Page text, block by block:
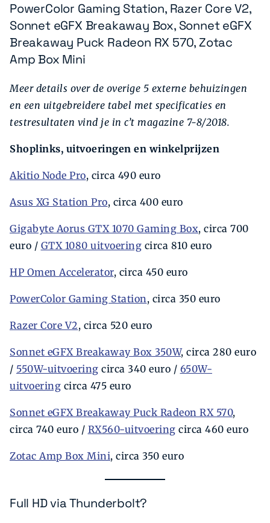
PowerColor Gaming Station, Razer Core V2,
Sonnet eGFX Breakaway Box, Sonnet eGFX
Breakaway Puck Radeon RX 570, Zotac
Amp Box Mini
Meer details over de overige 5 externe behuizingen
en een uitgebreidere tabel met specificaties en
testresultaten vind je in c’t magazine 7-8/2018.
Shoplinks, uitvoeringen en winkelprijzen
Akitio Node Pro, circa 490 euro
Asus XG Station Pro, circa 400 euro
Gigabyte Aorus GTX 1070 Gaming Box, circa 700
euro / GTX 1080 uitvoering circa 810 euro
HP Omen Accelerator, circa 450 euro
PowerColor Gaming Station, circa 350 euro
Razer Core V2, circa 520 euro
Sonnet eGFX Breakaway Box 350W, circa 280 euro
/ 550W-uitvoering circa 340 euro / 650W-
uitvoering circa 475 euro
Sonnet eGFX Breakaway Puck Radeon RX 570,
circa 740 euro / RX560-uitvoering circa 460 euro
Zotac Amp Box Mini, circa 350 euro
Full HD via Thunderbolt?